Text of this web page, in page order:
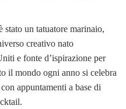
stato un tatuatore marinaio,
creativo nato
e fonte d’ispirazione per
il mondo ogni anno si celebra
appuntamenti a base di